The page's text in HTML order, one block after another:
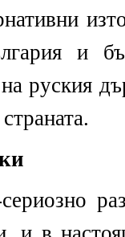
и
руския